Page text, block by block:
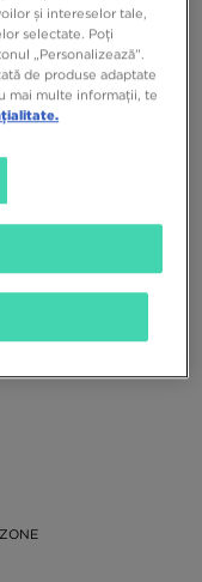
și intereselor tale,
selectate. Poți
„Personalizează”.
de produse adaptate
mai multe informații, te